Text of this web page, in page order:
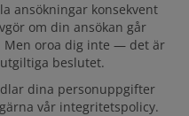
ansökningar konsekvent
om din ansökan går
Men oroa dig inte — det är
beslutet.
dina personuppgifter
vår integritetspolicy.